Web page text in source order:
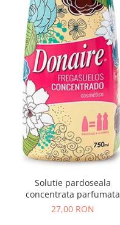
Solutie pardoseala
concentrata parfumata
Cosmetic Donaire 750 ml
27,00 RON